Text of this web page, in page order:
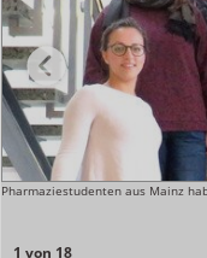
1 von 18
Pharmaziestudenten aus Mainz